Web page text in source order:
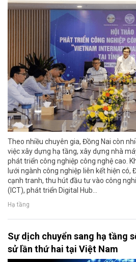
Theo nhiều chuyên gia, Đồng Nai còn
việc xây dựng hạ tầng, xây dựng nhà
phát triển công nghiệp công nghệ cao.
lưới ngành công nghiệp liên kết hiện có,
cạnh tranh, thu hút đầu tư vào công
(ICT), phát triển Digital Hub…
Hạ tầng
Sự dịch chuyển sang hạ tầng
sử lần thứ hai tại Việt Nam